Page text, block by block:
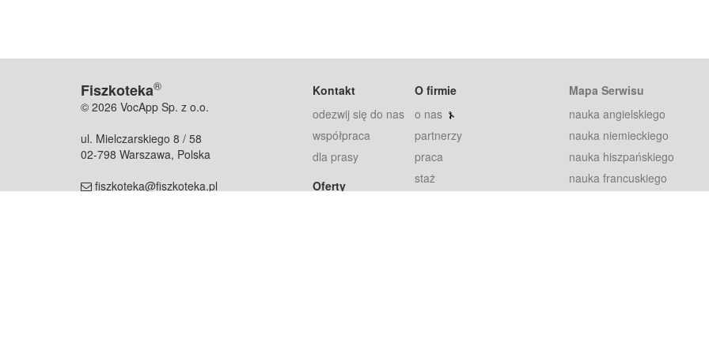
Fiszkoteka®
© 2026 VocApp Sp. z o.o.
ul. Mielczarskiego 8 / 58
02-798 Warszawa, Polska
fiszkoteka@fiszkoteka.pl
Kontakt
odezwij się do nas
współpraca
dla prasy
Oferty
O firmie
o nas
partnerzy
praca
staż
Mapa Serwisu
nauka angielskiego
nauka niemieckiego
nauka hiszpańskiego
nauka francuskiego